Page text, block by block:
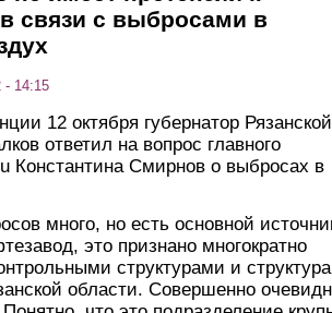
связи с выбросами в
- 14:15
12 октября губернатор Рязанской
ответил на вопрос главного
Константина Смирнов о выбросах в
много, но есть основной
это признано многократно
структурами и
области. Совершенно